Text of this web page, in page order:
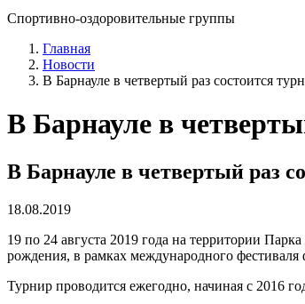
Спортивно-оздоровительные группы
Главная
Новости
В Барнауле в четвертый раз состоится
В Барнауле в
В Барнауле в четвертый раз
18.08.2019
19 по 24 августа 2019 года на территории
рождения, в рамках международного фестиваля
Турнир проводится ежегодно, начиная с 2016